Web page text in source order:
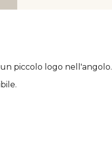
un piccolo logo nell'angolo.